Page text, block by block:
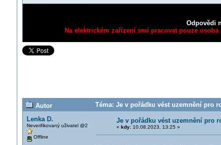
Odpovědi
Na elektrickém zařízení smí pracovat pouze
Autor
Téma: Je v pořádku vést uzemnění pro
Lenka D.
Neverifikovaný uživatel @2
Offline
Je v pořádku vést uzemnění pro
« kdy:10.08.2023, 13:25 »